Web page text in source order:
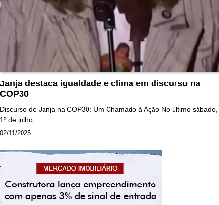
Janja destaca igualdade e clima em discurso na
COP30
Discurso de Janja na COP30: Um Chamado à Ação No último sábado,
1º de julho,…
02/11/2025